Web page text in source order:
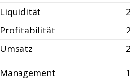
Liquidität
2
Profitabilität
2
Umsatz
2
Management 1